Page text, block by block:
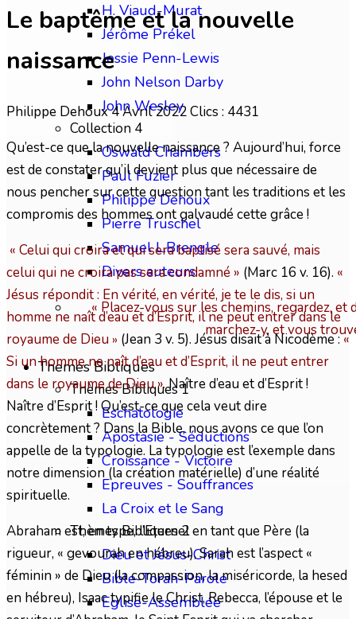
H. Viaud-Murat
Jérôme Prékel
Jessie Penn-Lewis
John Nelson Darby
John Wesley
Collection 4
Oswald Chambers
Paul Fuzier
Philippe Dehoux
Pierre Truschel
Samuel L.Brengle
Divers auteurs
« Placez-vous sur les chemins, regardez,
marchez-y, et vous
Themes Bibliques
Thèmes Bibliques 1
Eschatologie
Apostasie - Séductions
Croissance - Victoire
Epreuves - Souffrances
La Croix et le Sang
Thèmes Bibliques 2
Dieu et Jésus-Christ
Bible-Torah-Parole
Eglise-Assemblée
Le baptême et la nouvelle
naissance
Philippe Dehoux4 Avril 2022Clics : 4431
Qu’est-ce que la nouvelle naissance ? Aujourd’hui, force
est de constater qu’il devient plus que nécessaire de
nous pencher sur cette question tant les traditions et les
compromis des hommes ont galvaudé cette grâce !
« Celui qui croira et qui sera baptisé sera sauvé, mais
celui qui ne croira pas sera condamné » (Marc 16 v. 16). «
Jésus répondit : En vérité, en vérité, je te le dis, si un
homme ne naît d’eau et d’Esprit, il ne peut entrer dans le
royaume de Dieu » (Jean 3 v. 5). Jésus disait à Nicodème :«
Si un homme ne naît d’eau et d’Esprit, il ne peut entrer
dans le royaume de Dieu ».Naître d’eau et d’Esprit !
Naître d’Esprit ! Qu’est-ce que cela veut dire
concrètement ? Dans la Bible, nous avons ce que l’on
appelle de la typologie. La typologie est l’exemple dans
notre dimension (la création matérielle) d’une réalité
spirituelle.
Abraham est, en type, l’Eternel en tant que Père (la
rigueur, « gevourah en hébreu), Sarah est l’aspect «
féminin » de Dieu (la compassion, la miséricorde, la hesed
en hébreu), Isaac typifie le Christ, Rebecca, l’épouse et le